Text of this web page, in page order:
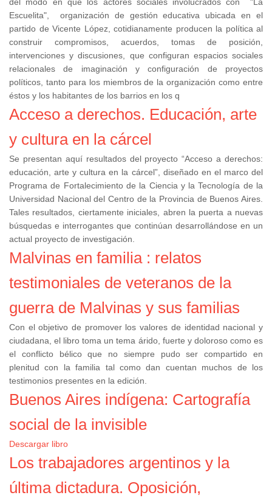
del modo en que los actores sociales involucrados con "La
Escuelita", organización de gestión educativa ubicada en el
partido de Vicente López, cotidianamente producen la política al
construir compromisos, acuerdos, tomas de posición,
intervenciones y discusiones, que configuran espacios sociales
relacionales de imaginación y configuración de proyectos
políticos, tanto para los miembros de la organización como entre
éstos y los habitantes de los barrios en los q
Acceso a derechos. Educación, arte
y cultura en la cárcel
Se presentan aquí resultados del proyecto “Acceso a derechos:
educación, arte y cultura en la cárcel”, diseñado en el marco del
Programa de Fortalecimiento de la Ciencia y la Tecnología de la
Universidad Nacional del Centro de la Provincia de Buenos Aires.
Tales resultados, ciertamente iniciales, abren la puerta a nuevas
búsquedas e interrogantes que continúan desarrollándose en un
actual proyecto de investigación.
Malvinas en familia : relatos
testimoniales de veteranos de la
guerra de Malvinas y sus familias
Con el objetivo de promover los valores de identidad nacional y
ciudadana, el libro toma un tema árido, fuerte y doloroso como es
el conflicto bélico que no siempre pudo ser compartido en
plenitud con la familia tal como dan cuentan muchos de los
testimonios presentes en la edición.
Buenos Aires indígena: Cartografía
social de la invisible
Descargar libro
Los trabajadores argentinos y la
última dictadura. Oposición,